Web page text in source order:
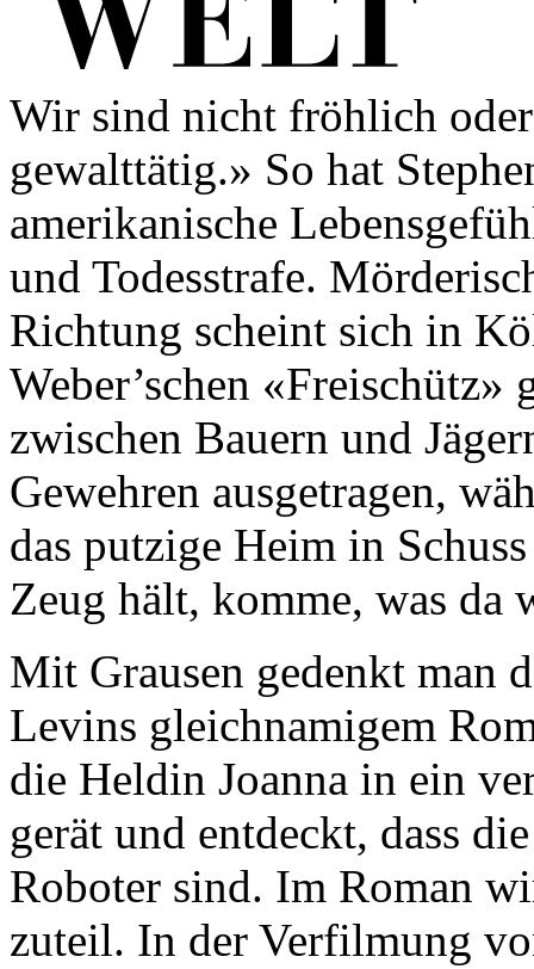
Wir sind nicht fröhlich
gewalttätig.» So hat
amerikanische
und Todesstrafe.
Richtung scheint sich in
Weber’schen «Freischütz»
zwischen Bauern und
Gewehren ausgetragen,
das putzige Heim in
Zeug hält, komme, was da
Mit Grausen gedenkt man
Levins gleichnamigem
die Heldin Joanna in ein
gerät und entdeckt, dass
Roboter sind. Im Roman
zuteil. In der Verfilmung